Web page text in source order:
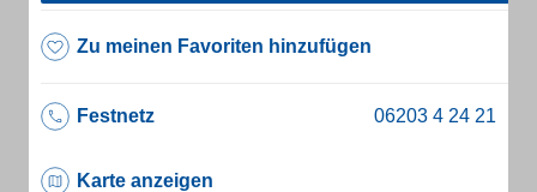
Zu meinen Favoriten hinzufügen
Festnetz
Karte anzeigen